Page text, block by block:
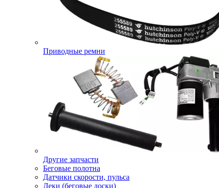
Приводные ремни
Другие запчасти
Беговые полотна
Датчики скорости, пульса
Деки (беговые доски)